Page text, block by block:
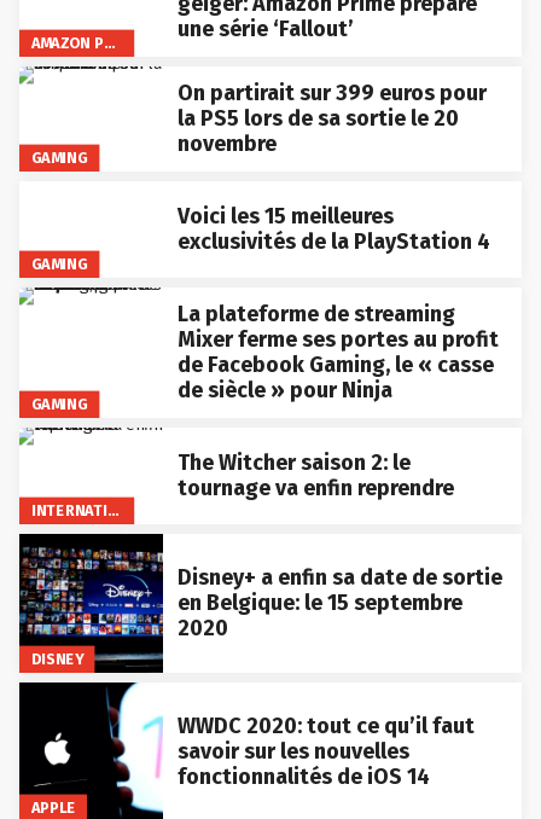
AMAZON PRIME VIDEO
une série ‘Fallout’
GAMING
On partirait sur 399 euros pour
la PS5 lors de sa sortie le 20
novembre
GAMING
Voici les 15 meilleures
exclusivités de la PlayStation 4
GAMING
La plateforme de streaming
Mixer ferme ses portes au profit
de Facebook Gaming, le « casse
de siècle » pour Ninja
INTERNATIONAL
The Witcher saison 2: le
tournage va enfin reprendre
DISNEY
Disney+ a enfin sa date de sortie
en Belgique: le 15 septembre
2020
APPLE
WWDC 2020: tout ce qu’il faut
savoir sur les nouvelles
fonctionnalités de iOS 14